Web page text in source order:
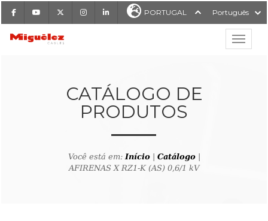
FacebookYoutube InstagramLinkedIn PORTUGAL Português
Miguélez Cabos
CATÁLOGO DE
PRODUTOS
Você está em:Início| Catálogo|
AFIRENAS X RZ1-K (AS) 0,6/1 kV